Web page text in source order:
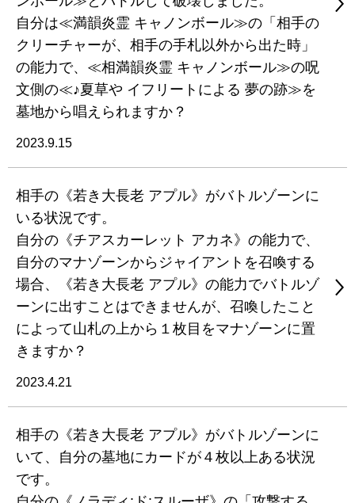
自分は≪満韻炎霊 キャノンボール≫の「相手の
クリーチャーが、相手の手札以外から出た時」
の能力で、≪相満韻炎霊 キャノンボール≫の呪
文側の≪♪夏草や イフリートによる 夢の跡≫を
墓地から唱えられますか？
2023.9.15
相手の《若き大長老 アプル》がバトルゾーンに
いる状況です。
自分の《チアスカーレット アカネ》の能力で、
自分のマナゾーンからジャイアントを召喚する
場合、《若き大長老 アプル》の能力でバトルゾ
ーンに出すことはできませんが、召喚したこと
によって山札の上から１枚目をマナゾーンに置
きますか？
2023.4.21
相手の《若き大長老 アプル》がバトルゾーンに
いて、自分の墓地にカードが４枚以上ある状況
です。